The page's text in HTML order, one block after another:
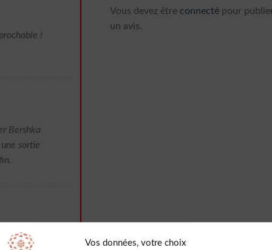
Vos données, votre choix
!
Bershka
sortie
Vous devez être connectépour
un avis.